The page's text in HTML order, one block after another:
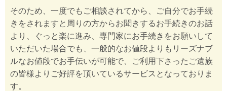
そのため、一度でもご相談されてから、ご自分でお手続
きをされますと周りの方からお聞きするお手続きのお話
より、ぐっと楽に進み、専門家にお手続きをお願いして
いただいた場合でも、一般的なお値段よりもリーズナブ
ルなお値段でお手伝いが可能で、ご利用下さったご遺族
の皆様よりご好評を頂いているサービスとなっておりま
す。